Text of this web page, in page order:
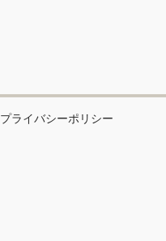
プライバシーポリシー